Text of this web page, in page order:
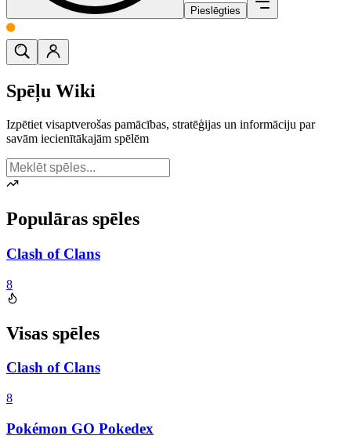
Pieslēgties
Spēļu Wiki
Izpētiet visaptverošas pamācības, stratēģijas un informāciju par
savām iecienītākajām spēlēm
Populāras spēles
Clash of Clans
8
Visas spēles
Clash of Clans
8
Pokémon GO Pokedex